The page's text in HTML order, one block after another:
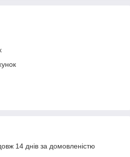
14 днів за домовленістю